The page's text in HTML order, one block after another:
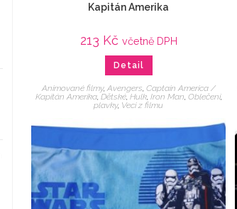
Kapitán Amerika
213 Kč včetně DPH
Detail
Animované filmy, Avengers Captain America /
Kapitán Amerika, Dětské, Hulk, Iron Man Oblečení,
plavky, Veci z filmu